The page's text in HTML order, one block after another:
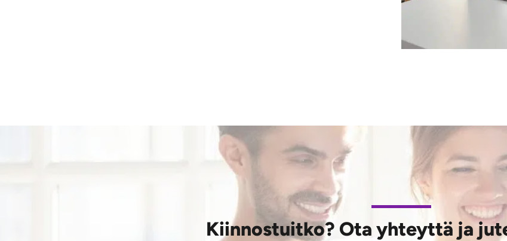
Kiinnostuitko? Ota yhteyttä ja